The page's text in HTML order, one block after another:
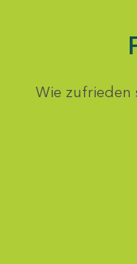
Wie zufrieden